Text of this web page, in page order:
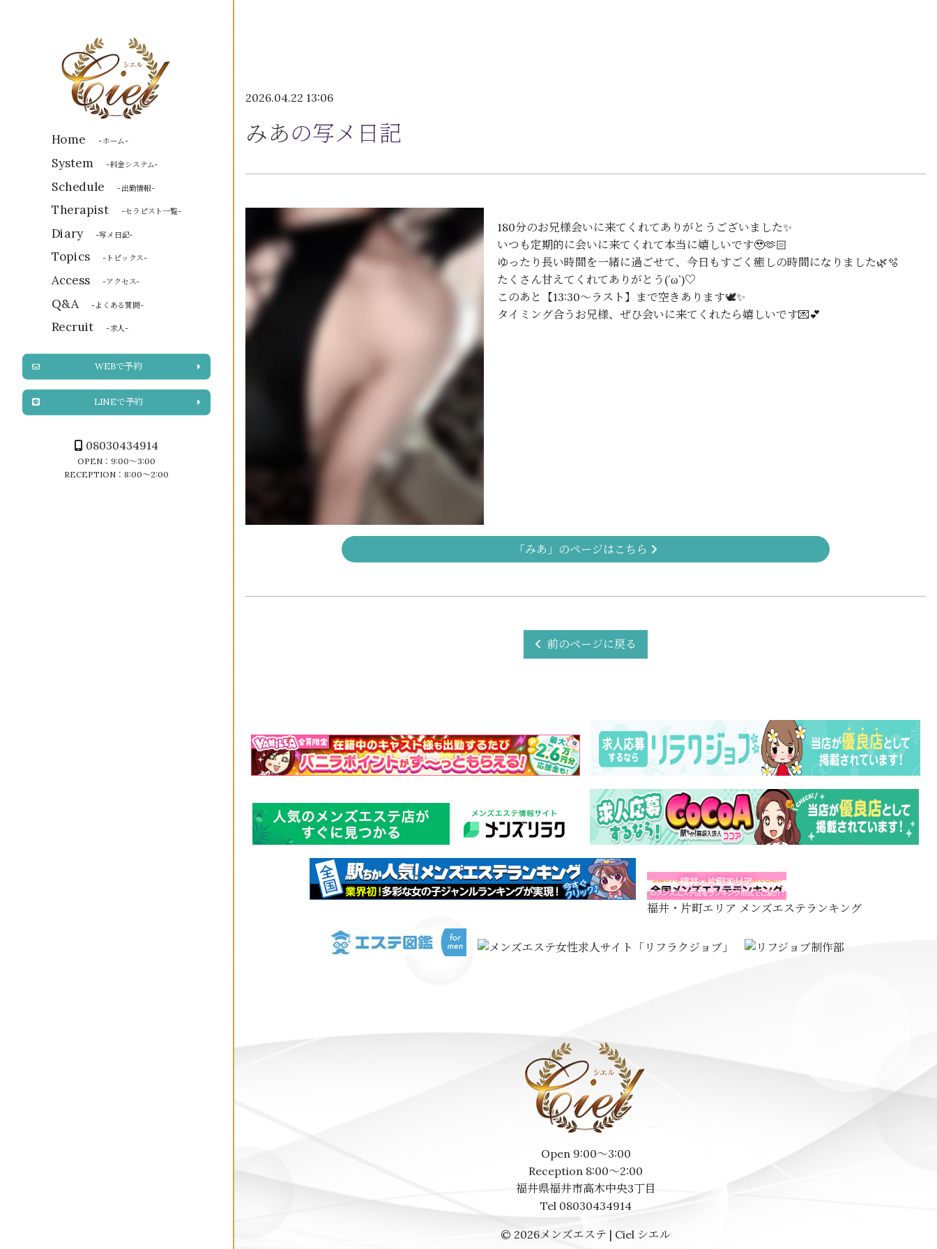
Home -ホーム-
System -料金システム-
Schedule -出勤情報-
Therapist -セラピスト一覧-
Diary -写メ日記-
Topics -トピックス-
Access -アクセス-
Q&A -よくある質問-
Recruit -求人-
WEBで予約
LINEで予約
08030434914
OPEN：9:00～3:00
RECEPTION：8:00～2:00
2026.04.22 13:06
みあの写メ日記
180分のお兄様会いに来てくれてありがとうございました✨
いつも定期的に会いに来てくれて本当に嬉しいです🥹🫶🏻
ゆったり長い時間を一緒に過ごせて、今日もすごく癒しの時間になりました🌿🫧
たくさん甘えてくれてありがとう(´ω`)♡
このあと【13:30〜ラスト】まで空きあります🕊️✨
タイミング合うお兄様、ぜひ会いに来てくれたら嬉しいです💌💕
「みあ」のページはこちら
前のページに戻る
福井・片町エリア メンズエステランキング
Open 9:00～3:00
Reception 8:00～2:00
福井県福井市高木中央3丁目
Tel 08030434914
© 2026メンズエステ | Ciel シエル